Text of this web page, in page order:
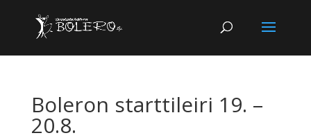
Boleron starttileiri 19. –
20.8.